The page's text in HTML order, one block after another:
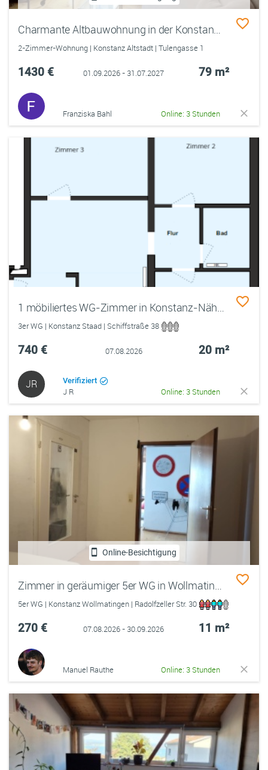
2-Zimmer-Wohnung | Konstanz Altstadt | Tulengasse 1
1430 € 01.09.2026 - 31.07.2027 79 m²
Franziska Bahl Online: 3 Stunden
3er WG | Konstanz Staad | Schiffstraße 38
740 € 07.08.2026 20 m²
JR Verifiziert
J R Online: 3 Stunden
Online-Besichtigung
Zimmer in geräumiger 5er WG in Wollmatingen *Zwischenmiete*
5er WG | Konstanz Wollmatingen | Radolfzeller Str. 30
270 € 07.08.2026 - 30.09.2026 11 m²
Manuel Rauthe Online: 3 Stunden